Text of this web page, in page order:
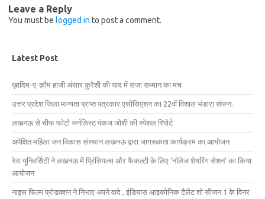
Leave a Reply
You must be logged in to post a comment.
Latest Post
ख़ादिम-ए-क़ौम हाजी अंसार कुरैशी की याद में सजा सम्मान का मंच
उत्तर प्रदेश जिला मान्यता प्राप्त पत्रकार एसोसिएशन का 22वाँ विशाल भंडारा संपन्न.
लखनऊ से चीफ फोटो जर्नलिस्ट पंकज जोशी की स्पेशल रिपोर्ट
अपेक्षित महिला जन विकास संस्थान लखनऊ द्वारा जागरूकता कार्यक्रम का आयोजन
रेवा यूनिवर्सिटी ने लखनऊ में प्रिंसिपल्स और फैकल्टी के लिए ‘नॉलेज शेयरिंग सेशन’ का किया
आयोजन
नाइस फिल्म प्रोडक्शन ने निभाए अपने वादे , इंडियास आइकोनिक टैलेंट शो सीजन 1 के विनर